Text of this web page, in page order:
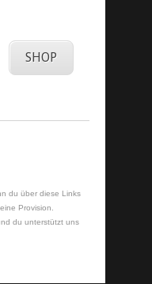
SHOP
du über diese Links
Provision.
du unterstützt uns